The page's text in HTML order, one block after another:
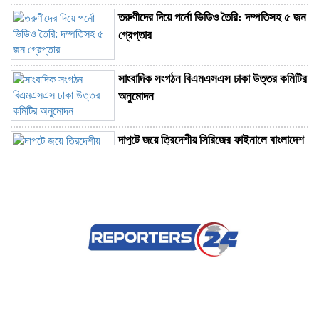
তরুণীদের দিয়ে পর্নো ভিডিও তৈরি: দম্পতিসহ ৫ জন
গ্রেপ্তার
সাংবাদিক সংগঠন বিএমএসএস ঢাকা উত্তর কমিটির
অনুমোদন
দাপুটে জয়ে ত্রিদেশীয় সিরিজের ফাইনালে বাংলাদেশ
ধেয়ে আসছে টাইফুন ‘ডলফিন’, সরিয়ে নেওয়া হচ্ছে